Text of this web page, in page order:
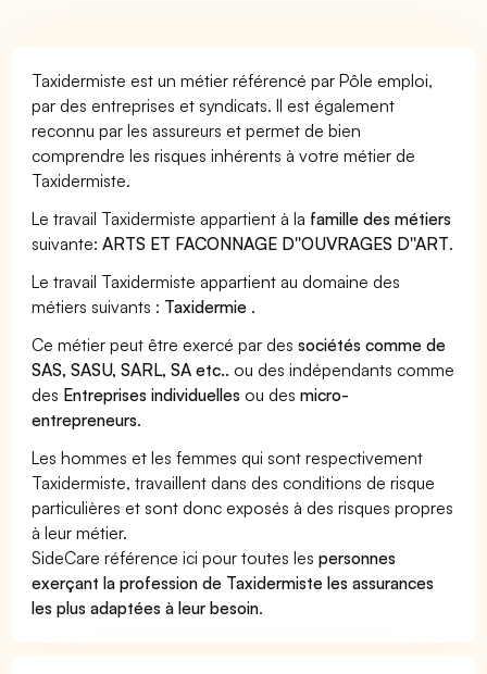
Taxidermiste est un métier référencé par Pôle emploi,
par des entreprises et syndicats. Il est également
reconnu par les assureurs et permet de bien
comprendre les risques inhérents à votre métier de
Taxidermiste.
Le travail Taxidermiste appartient à la famille des métiers
suivante:ARTS ET FACONNAGE D''OUVRAGES D''ART.
Le travail Taxidermiste appartient au domaine des
métiers suivants : Taxidermie .
Ce métier peut être exercé par dessociétés comme de
SAS, SASU, SARL, SA etc.. ou des indépendants comme
des Entreprises individuelles ou desmicro-
entrepreneurs.
Les hommes et les femmes qui sont respectivement
Taxidermiste, travaillent dans des conditions de risque
particulières et sont donc exposés à des risques propres
à leur métier.
SideCare référence ici pour toutes lespersonnes
exerçant la profession de Taxidermiste les assurances
les plus adaptées à leur besoin.